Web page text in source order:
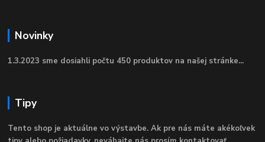
Novinky
1.3.2023 sme dosiahli počtu 450 produktov na našej stránke...
Tipy
Tento shop je aktuálne vo výstavbe. Ak pre nás máte akékoľvek